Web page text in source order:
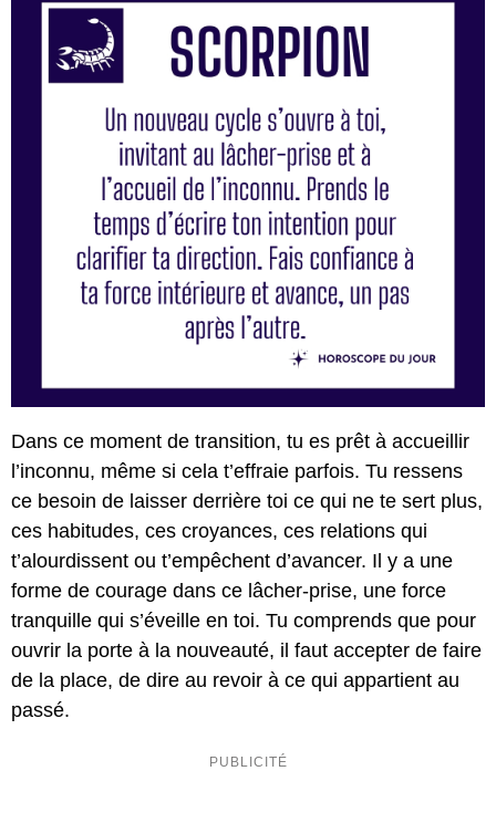
Dans ce moment de transition, tu es prêt à accueillir
l’inconnu, même si cela t’effraie parfois. Tu ressens
ce besoin de laisser derrière toi ce qui ne te sert plus,
ces habitudes, ces croyances, ces relations qui
t’alourdissent ou t’empêchent d’avancer. Il y a une
forme de courage dans ce lâcher-prise, une force
tranquille qui s’éveille en toi. Tu comprends que pour
ouvrir la porte à la nouveauté, il faut accepter de faire
de la place, de dire au revoir à ce qui appartient au
passé.